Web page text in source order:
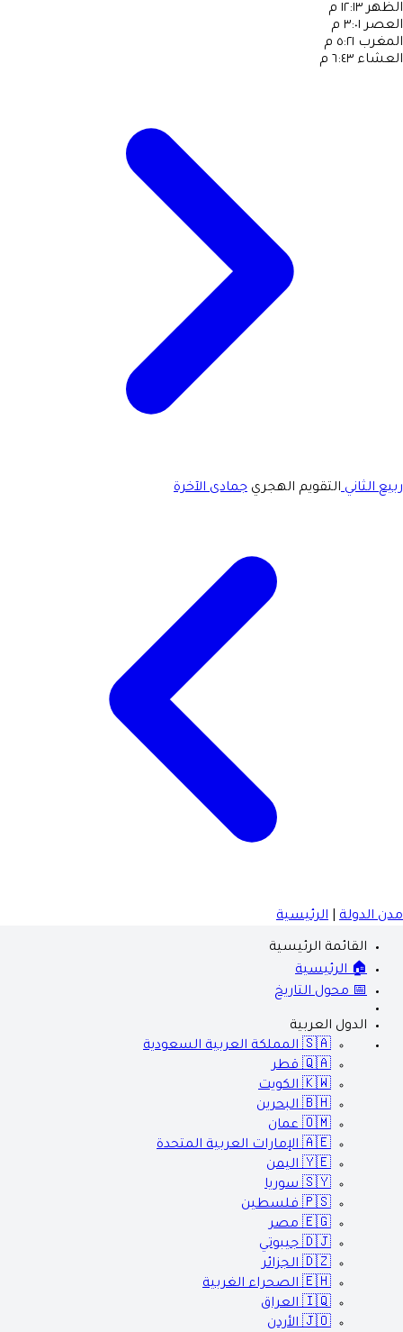
الظهر ١٢:١٣ م
العصر ٣:٠١ م
المغرب ٥:٢١ م
العشاء ٦:٤٣ م
ربيع الثانيالتقويم الهجري جمادى الآخرة
مدن الدولة الرئيسية
القائمة الرئيسية
🏠 الرئيسية
📅 محول التاريخ
الدول العربية
🇸🇦 المملكة العربية السعودية
🇶🇦 قطر
🇰🇼 الكويت
🇧🇭 البحرين
🇴🇲 عمان
🇦🇪 الإمارات العربية المتحدة
🇾🇪 اليمن
🇸🇾 سوريا
🇵🇸 فلسطين
🇪🇬 مصر
🇩🇯 جيبوتي
🇩🇿 الجزائر
🇪🇭 الصحراء الغربية
🇮🇶 العراق
🇯🇴 الأردن